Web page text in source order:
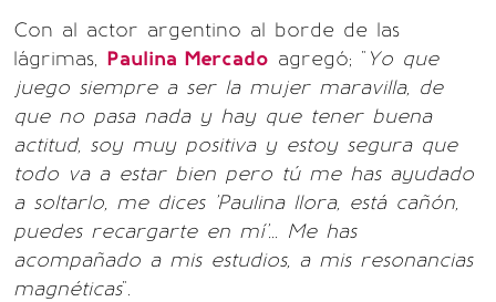
Con al actor argentino al borde de las
lágrimas, Paulina Mercado agregó; " Yo que
juego siempre a ser la mujer maravilla, de
que no pasa nada y hay que tener buena
actitud, soy muy positiva y estoy segura que
todo va a estar bien pero tú me has ayudado
a soltarlo, me dices 'Paulina llora, está cañón,
puedes recargarte en mí'... Me has
acompañado a mis estudios, a mis resonancias
magnéticas".